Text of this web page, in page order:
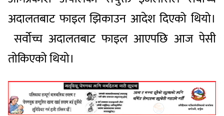
अदालतबाट फाइल झिकाउन आदेश दिएको थियो।
सर्वोच्च अदालतबाट फाइल आएपछि आज पेसी
तोकिएको थियो।